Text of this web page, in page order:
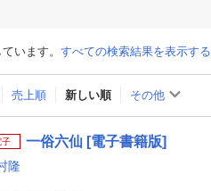
います。 すべての検索結果を表示する
売上順 新しい順 その他
子 一俗六仙 [電子書籍版]
隆